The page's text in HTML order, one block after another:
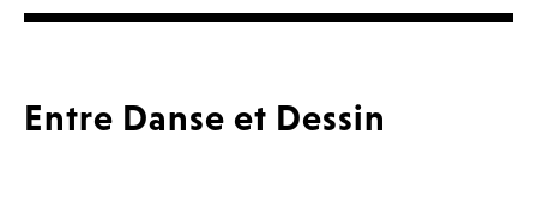
Entre Danse et Dessin